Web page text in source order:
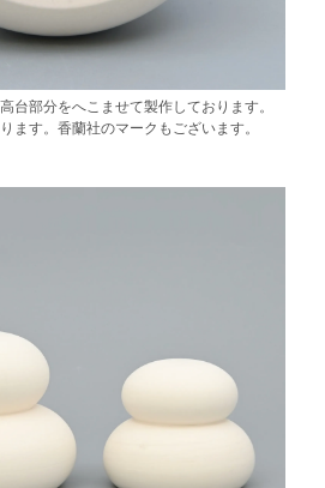
台部分をへこませて製作しております。
ます。香蘭社のマークもございます。